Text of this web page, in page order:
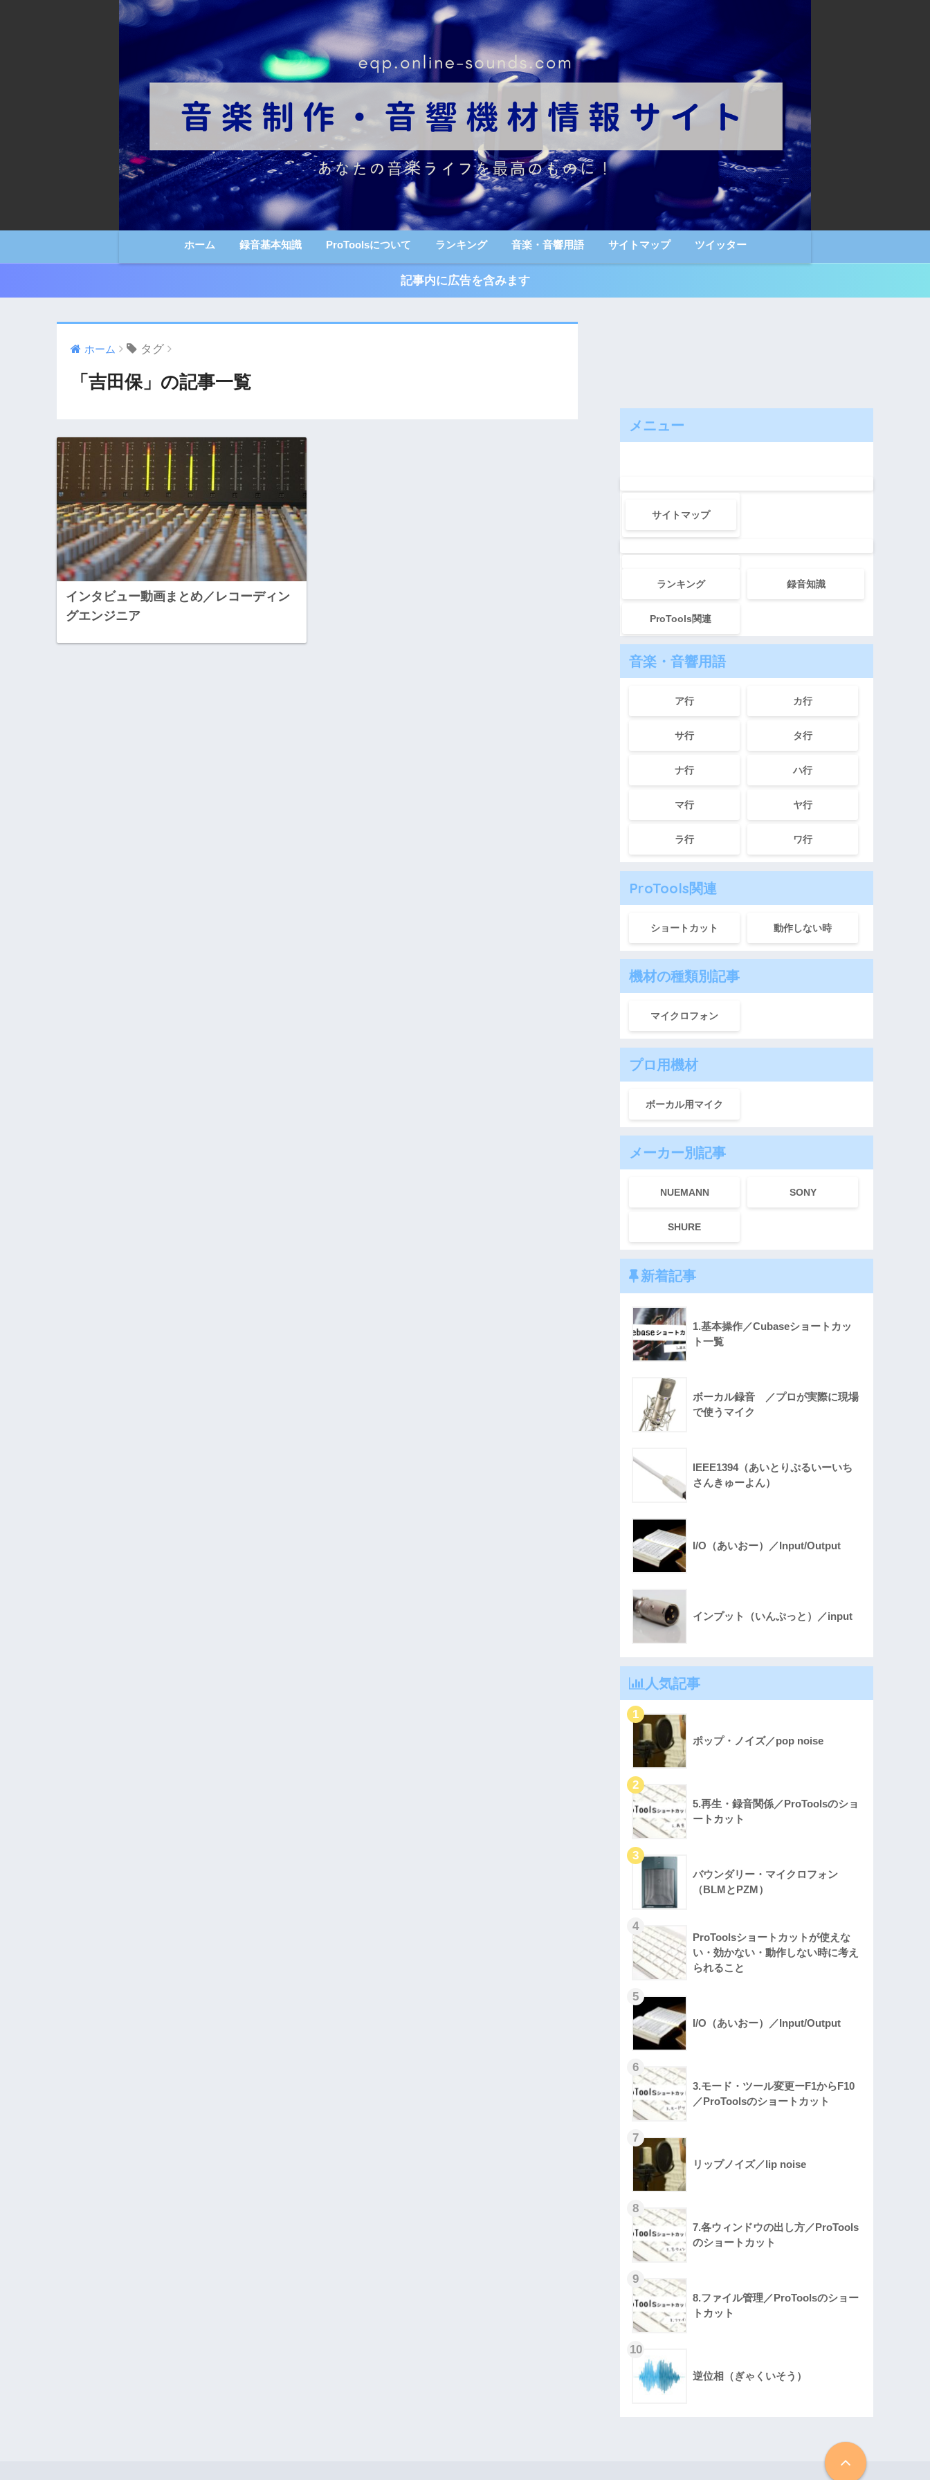
ホーム 録音基本知識 ProToolsについて ランキング 音楽・音響用語 サイトマップ ツイッター
記事内に広告を含みます
ホーム タグ
「吉田保」の記事一覧
インタビュー動画まとめ／レコーディン
グエンジニア
メニュー
サイトマップ
ランキング 録音知識
ProTools関連
音楽・音響用語
ア行 カ行
サ行 タ行
ナ行 ハ行
マ行 ヤ行
ラ行 ワ行
ProTools関連
ショートカット 動作しない時
機材の種類別記事
マイクロフォン
プロ用機材
ボーカル用マイク
メーカー別記事
NUEMANN SONY
SHURE
新着記事
1.基本操作／Cubaseショートカッ
ト一覧
ボーカル録音 ／プロが実際に現場
で使うマイク
IEEE1394（あいとりぷるいーいち
さんきゅーよん）
I/O（あいおー）／Input/Output
インプット（いんぷっと）／input
人気記事
ポップ・ノイズ／pop noise
5.再生・録音関係／ProToolsのショ
ートカット
バウンダリー・マイクロフォン
（BLMとPZM）
ProToolsショートカットが使えな
い・効かない・動作しない時に考え
られること
I/O（あいおー）／Input/Output
3.モード・ツール変更ーF1からF10
／ProToolsのショートカット
リップノイズ／lip noise
7.各ウィンドウの出し方／ProTools
のショートカット
8.ファイル管理／ProToolsのショー
トカット
逆位相（ぎゃくいそう）